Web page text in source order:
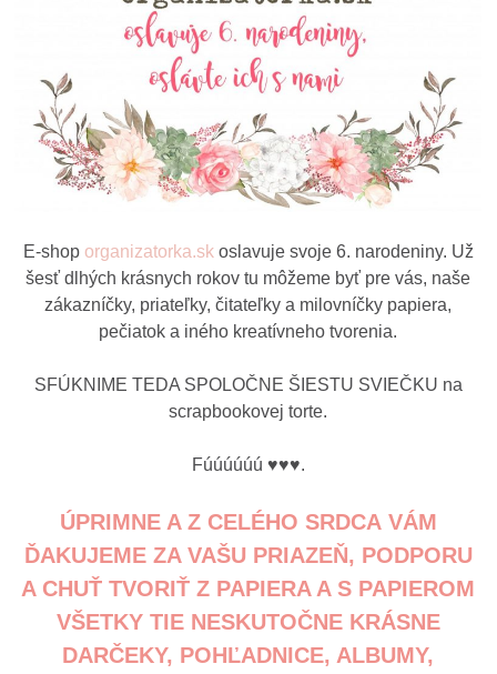
E-shop organizatorka.skoslavuje svoje 6. narodeniny. Už
šesť dlhých krásnych rokov tu môžeme byť pre vás, naše
zákazníčky, priateľky, čitateľky a milovníčky papiera,
pečiatok a iného kreatívneho tvorenia.
SFÚKNIME TEDA SPOLOČNE ŠIESTU SVIEČKU na
scrapbookovej torte.
Fúúúúúú ♥♥♥.
ÚPRIMNE A Z CELÉHO SRDCA VÁM
ĎAKUJEME ZA VAŠU PRIAZEŇ, PODPORU
A CHUŤ TVORIŤ Z PAPIERA A S PAPIEROM
VŠETKY TIE NESKUTOČNE KRÁSNE
DARČEKY, POHĽADNICE, ALBUMY,